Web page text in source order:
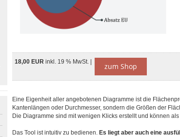
18,00 EUR inkl. 19 % MwSt. | zum Shop
Eine Eigenheit aller angebotenen Diagramme ist die
Kantenlängen oder Durchmesser, sondern die Größen der
Die Diagramme sind mit wenigen Klicks erstellt und können
Das Tool ist intuitiv zu bedienen. Es liegt aber auch eine